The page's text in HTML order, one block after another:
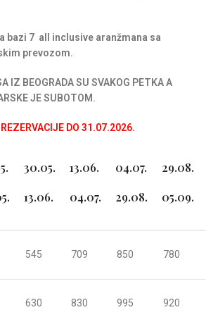
bazi 7 all inclusive aranžmana sa
prevozom.
IZ BEOGRADA SU SVAKOG PETKA A
JE SUBOTOM.
DO 31.07.2026.
30.05.
13.06.
13.06.
04.07.
04.07.
29.08.
29.08.
05.09.
545 709 850 780
630 830 995 920